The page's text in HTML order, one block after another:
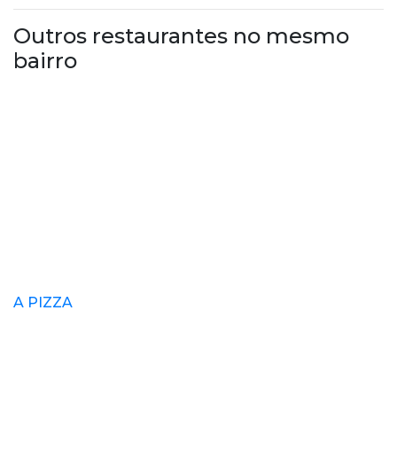
Outros restaurantes no mesmo
bairro
A PIZZA